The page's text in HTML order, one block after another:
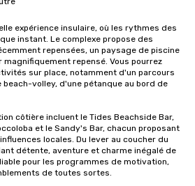
through Lip
the entire
notch dining
to four
restaurant.
priced per
beverage
which
cocktail
provide the
Atlanta GA and can
the South east and
expérience insulaire, où les rythmes des
instant. Le complexe propose des
repensées, un paysage de piscine
repensé. Vous pourrez
sur place, notamment d'un parcours
volley, d'une pétanque au bord de
côtière incluent le Tides Beachside Bar,
et le Sandy's Bar, chacun proposant
locales. Du lever au coucher du
détente, aventure et charme inégalé de
pour les programmes de motivation,
de toutes sortes.